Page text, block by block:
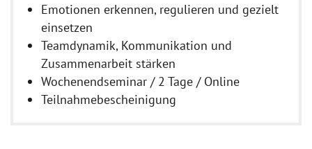
Emotionen erkennen, regulieren und gezielt
einsetzen
Teamdynamik, Kommunikation und
Zusammenarbeit stärken
Wochenendseminar / 2 Tage / Online
Teilnahmebescheinigung